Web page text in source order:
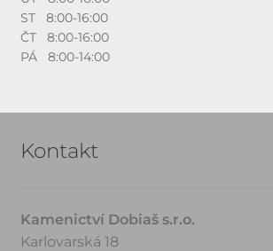
ST 8:00-16:00
ČT 8:00-16:00
PÁ 8:00-14:00
Kontakt
Kamenictví Dobiaš s.r.o.
Karlovarská 18